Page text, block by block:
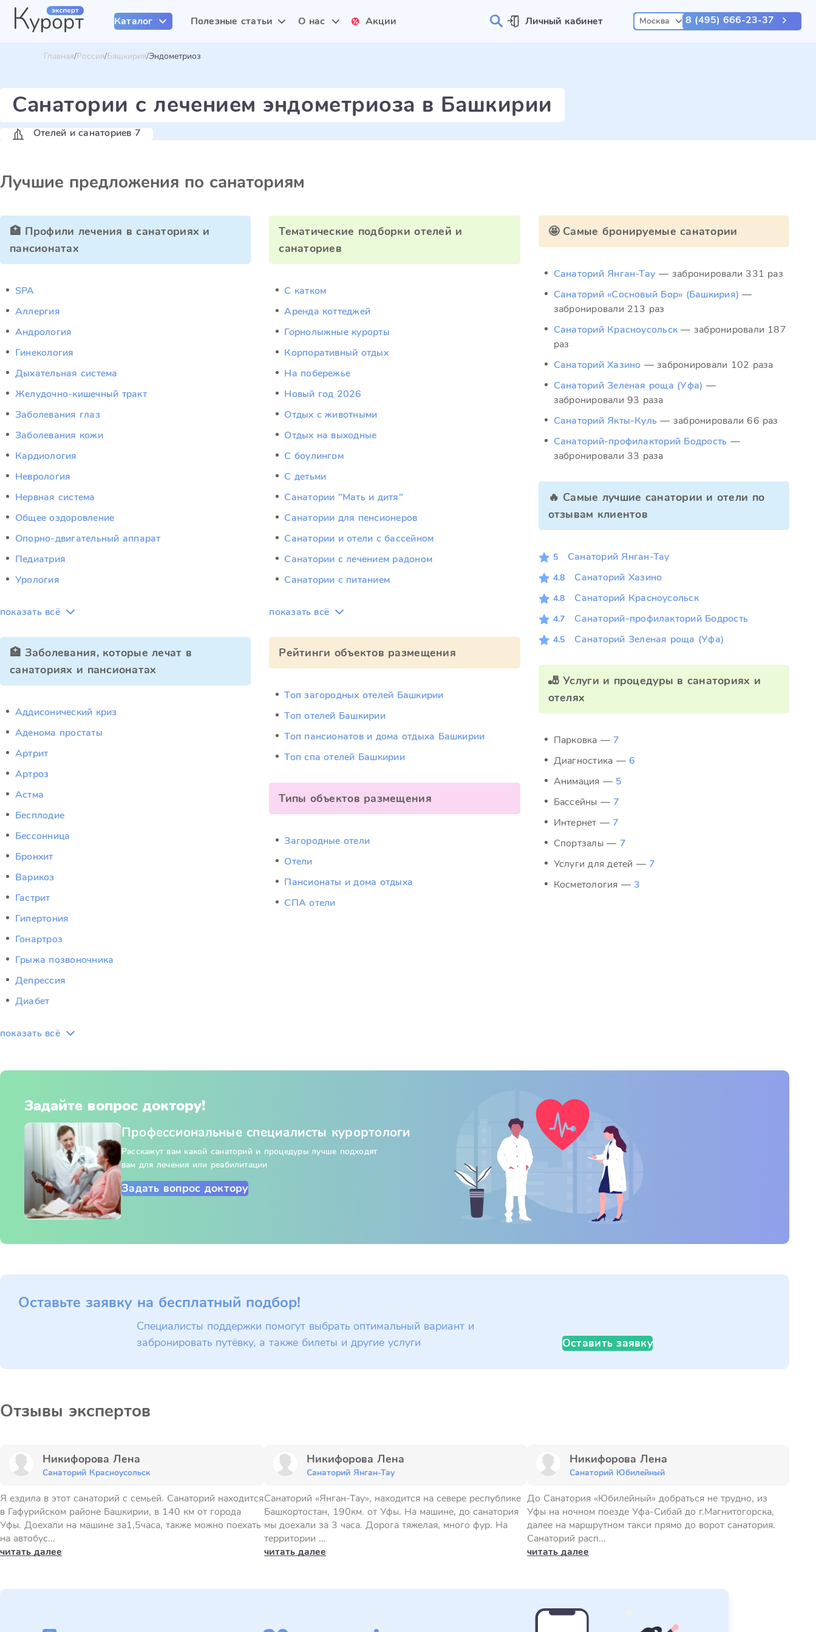
Каталог Полезные статьи О нас Акции Личный кабинет Москва 8 (495) 666-23-37
Главная Россия Башкирия Эндометриоз
Санатории с лечением эндометриоза в Башкирии
Отелей и санаториев 7
Лучшие предложения по санаториям
🏥 Профили лечения в санаториях и
пансионатах
SPA
Аллергия
Андрология
Гинекология
Дыхательная система
Желудочно-кишечный тракт
Заболевания глаз
Заболевания кожи
Кардиология
Неврология
Нервная система
Общее оздоровление
Опорно-двигательный аппарат
Педиатрия
Урология
показать всё
🏥 Заболевания, которые лечат в
санаториях и пансионатах
Аддисонический криз
Аденома простаты
Артрит
Артроз
Астма
Бесплодие
Бессонница
Бронхит
Варикоз
Гастрит
Гипертония
Гонартроз
Грыжа позвоночника
Депрессия
Диабет
показать всё
Тематические подборки отелей и
санаториев
C катком
Аренда коттеджей
Горнолыжные курорты
Корпоративный отдых
На побережье
Новый год 2026
Отдых c животными
Отдых на выходные
С боулингом
С детьми
Санатории "Мать и дитя"
Санатории для пенсионеров
Санатории и отели с бассейном
Санатории с лечением радоном
Санатории с питанием
показать всё
Рейтинги объектов размещения
Топ загородных отелей Башкирии
Топ отелей Башкирии
Топ пансионатов и дома отдыха Башкирии
Топ спа отелей Башкирии
Типы объектов размещения
Загородные отели
Отели
Пансионаты и дома отдыха
СПА отели
🤩 Самые бронируемые санатории
Санаторий Янган-Тау — забронировали 331 раз
Санаторий «Сосновый Бор» (Башкирия) —
забронировали 213 раз
Санаторий Красноусольск — забронировали 187
раз
Санаторий Хазино — забронировали 102 раза
Санаторий Зеленая роща (Уфа) —
забронировали 93 раза
Санаторий Якты-Куль — забронировали 66 раз
Санаторий-профилакторий Бодрость —
забронировали 33 раза
🔥 Самые лучшие санатории и отели по
отзывам клиентов
5 Санаторий Янган-Тау
4.8 Санаторий Хазино
4.8 Санаторий Красноусольск
4.7 Санаторий-профилакторий Бодрость
4.5 Санаторий Зеленая роща (Уфа)
🎳 Услуги и процедуры в санаториях и
отелях
Парковка — 7
Диагностика —6
Анимация — 5
Бассейны — 7
Интернет — 7
Спортзалы — 7
Услуги для детей — 7
Косметология — 3
Задайте вопрос доктору!
Профессиональные специалисты курортологи
Расскажут вам какой санаторий и процедуры лучше подходят
вам для лечения или реабилитации
Задать вопрос доктору
Оставьте заявку на бесплатный подбор!
Специалисты поддержки помогут выбрать оптимальный вариант и
забронировать путёвку, а также билеты и другие услуги
Оставить заявку
Отзывы экспертов
Никифорова Лена
Санаторий Красноусольск
Я ездила в этот санаторий с семьей. Санаторий находится
в Гафурийском районе Башкирии, в 140 км от города
Уфы. Доехали на машине за1,5часа, также можно поехать
на автобус...
читать далее
Никифорова Лена
Санаторий Янган-Тау
Санаторий «Янган-Тау», находится на севере республике
Башкортостан, 190км. от Уфы. На машине, до санатория
мы доехали за 3 часа. Дорога тяжелая, много фур. На
территории ...
читать далее
Никифорова Лена
Санаторий Юбилейный
До Санатория «Юбилейный» добраться не трудно, из
Уфы на ночном поезде Уфа-Сибай до г.Магнитогорска,
далее на маршрутном такси прямо до ворот санатория.
Санаторий расп...
читать далее